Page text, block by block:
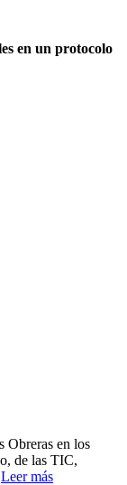
en un protocolo
Obreras en los
de las TIC,
Leer más